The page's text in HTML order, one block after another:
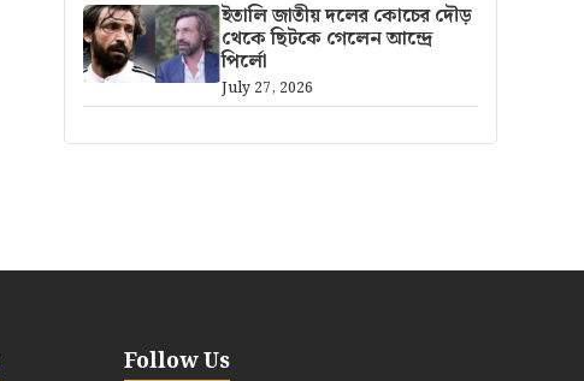
ইতালি জাতীয় দলের কোচের দৌড়
থেকে ছিটকে গেলেন আন্দ্রে
পির্লো
July 27, 2026
Follow Us